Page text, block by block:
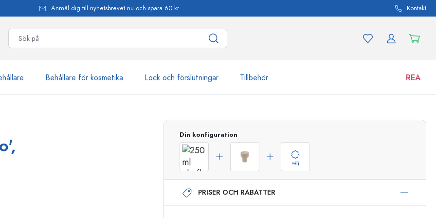
Anmäl dig till nyhetsbrevet nu och spara 60 kr Kontakt
Behållare för kosmetika Lock och förslutningar Tillbehör REA
Airless dispenser
Roll on-flaskor
Burkar
Upptäck nu
Handla nu
Din konfiguration
välj
PRISER OCH RABATTER